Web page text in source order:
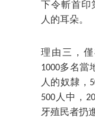
下令斬首
人的耳朵。
理由三，
1000多名當
人的奴隸，
500人中，
牙殖民者扔